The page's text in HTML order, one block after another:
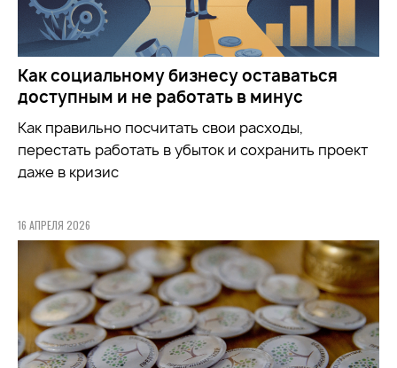
Как социальному бизнесу оставаться
доступным и не работать в минус
Как правильно посчитать свои расходы,
перестать работать в убыток и сохранить проект
даже в кризис
16 АПРЕЛЯ 2026